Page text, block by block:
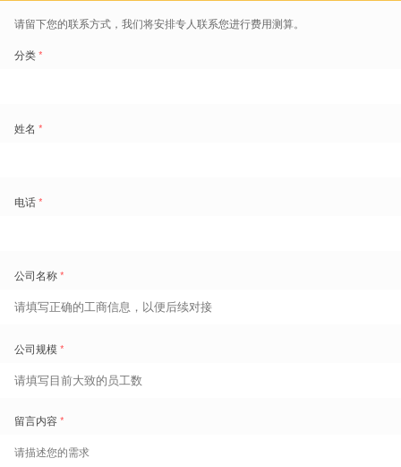
记、设备自动同步、批量导入三种方式，适配不同工厂的实际操作条
件。
人员与劳务公司、岗位的绑定关系依据生效时间自动更新，结算数据也